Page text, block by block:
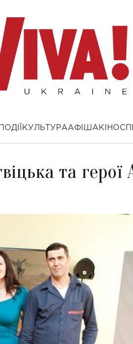
ПОДІЇ КУЛЬТУРААФІША КІНО
та герої